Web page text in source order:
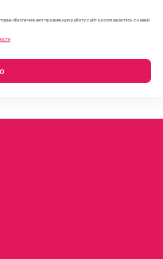
платья или
обеспечивают правильную работу сайта и соглашаетесь с нашей